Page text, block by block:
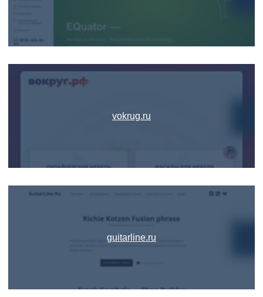
vokrug.ru
guitarline.ru